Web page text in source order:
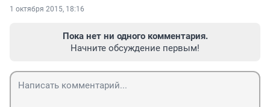
1 октября 2015, 18:16
Пока нет ни одного комментария.
Начните обсуждение первым!